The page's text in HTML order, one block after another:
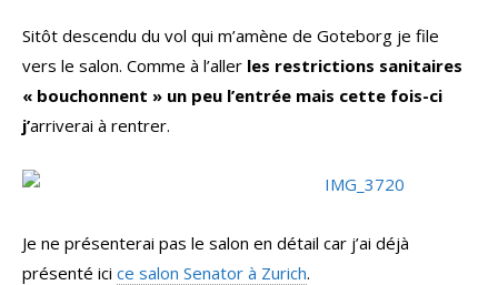
Sitôt descendu du vol qui m’amène de Goteborg je file
vers le salon. Comme à l’aller les restrictions sanitaires
« bouchonnent » un peu l’entrée mais cette fois-ci
j’arriverai à rentrer.
Je ne présenterai pas le salon en détail car j’ai déjà
présenté ici ce salon Senator à Zurich.